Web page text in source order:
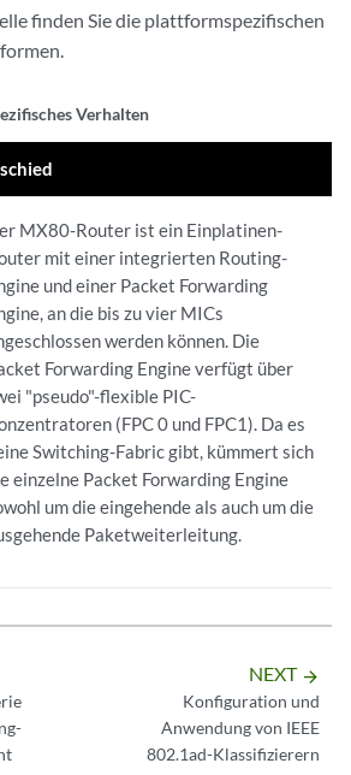
finden Sie die plattformspezifischen
Verhalten
MX80-Router ist ein Einplatinen-
mit einer integrierten Routing-
und einer Packet Forwarding
an die bis zu vier MICs
werden können. Die
Forwarding Engine verfügt über
"pseudo"-flexible PIC-
(FPC 0 und FPC1). Da es
Switching-Fabric gibt, kümmert sich
einzelne Packet Forwarding Engine
um die eingehende als auch um die
Paketweiterleitung.
NEXT arrow_forward
Konfiguration und
Anwendung von IEEE
802.1ad-Klassifizierern